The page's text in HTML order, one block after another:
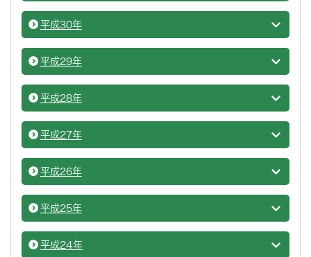
平成30年
市議会
平成29年
市議会
平成28年
市議会
平成27年
市議会
平成26年
市議会
平成25年
市議会
平成24年
市議会